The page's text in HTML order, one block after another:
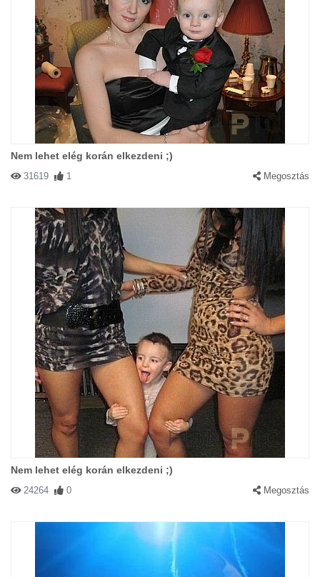
Nem lehet elég korán elkezdeni ;)
31619 1 Megosztás
Nem lehet elég korán elkezdeni ;)
24264 0 Megosztás